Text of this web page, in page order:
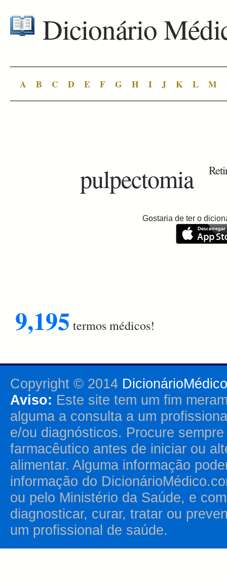
Dicionário
A B C D E F G H I J K L M
pulpectomia
Gostaria de ter o
9,195 termos médicos!
Copyright © 2014
Aviso: Este site tem um fim
alguma a consulta a um
e/ou diagnósticos. Procure
farmacêutico antes de iniciar ou
alimentar. Alguma informação
informação do
ou pelo Ministério da Saúde, e
diagnosticar, curar, tratar ou
um profissional de saúde.